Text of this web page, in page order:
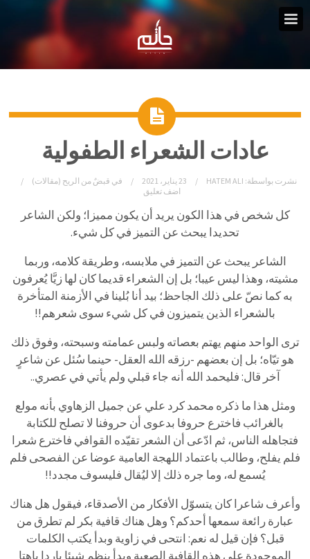
عادات الشعراء الطفولية
نشرت بواسطة: HATEM ALI 23 يناير، 2021 في قبضٌ من الريح (مقالات)
اضف تعليق
كل شخص في هذا الكون يريد أن يكون مميزا؛ ولكن الشاعر
تحديدا يبحث عن التميز في كل شيء.
الشاعر يبحث عن التميز في ملابسه، وطريقة كلامه، وربما
مشيته، وهذا ليس عيبا؛ بل إن الشعراء قديما كان لها زيَّا يُعرفون
به كما نصّ على ذلك الجاحظ؛ بيد أنا بُلينا في الأزمنة المتأخرة
بالشعراء الذين يتميزون في كل شيء سوى شعرهم!!
ترى الواحد منهم يهتم بعصاته ولبس عمامته وسبحته، وفوق ذلك
هو تيّاه؛ بل إن بعضهم -رزقه الله العقل- حينما سُئل عن شاعرٍ
آخر قال: فليحمد الله أنه جاء قبلي ولم يأتي في عصري..
ومثل هذا ما ذكره محمد كرد علي عن جميل الزهاوي بأنه مولع
بالغرائب فاخترع حروفا بدعوى أن حروفنا لا تصلح للكتابة
فتجاهله الناس، ثم ادّعى أن الشعر تقيّده القوافي فاخترع شعرا
فلم يفلح، وطالب باعتماد اللهجة العامية عوضا عن الفصحى فلم
يُسمع له، وما جره ذلك إلا ليُقال فليسوف مجدد!!
وأعرف شاعرا كان يتسوّل الأفكار من الأصدقاء، فيقول هل هناك
عبارة رائعة سمعها أحدكم؟ وهل هناك قافية بكر لم تطرق من
قبل؟ فإن قيل له نعم: انتحى في زاوية وبدأ يكتب الكلمات
الموجودة على هذه القافية الصعبة وبدأ ينظم شيئا باردا باهتا